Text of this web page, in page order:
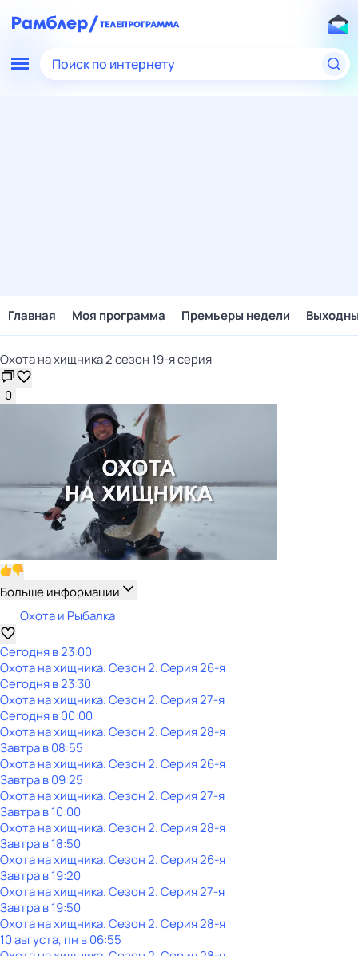
Поиск по интернету
Главная Моя программа Премьеры недели
Охота на хищника 2 сезон 19-я серия
0
Больше информации
Охота и Рыбалка
Сегодня в 23:00
Охота на хищника. Сезон 2. Серия 26-я
Сегодня в 23:30
Охота на хищника. Сезон 2. Серия 27-я
Сегодня в 00:00
Охота на хищника. Сезон 2. Серия 28-я
Завтра в 08:55
Охота на хищника. Сезон 2. Серия 26-я
Завтра в 09:25
Охота на хищника. Сезон 2. Серия 27-я
Завтра в 10:00
Охота на хищника. Сезон 2. Серия 28-я
Завтра в 18:50
Охота на хищника. Сезон 2. Серия 26-я
Завтра в 19:20
Охота на хищника. Сезон 2. Серия 27-я
Завтра в 19:50
Охота на хищника. Сезон 2. Серия 28-я
10 августа, пн в 06:55